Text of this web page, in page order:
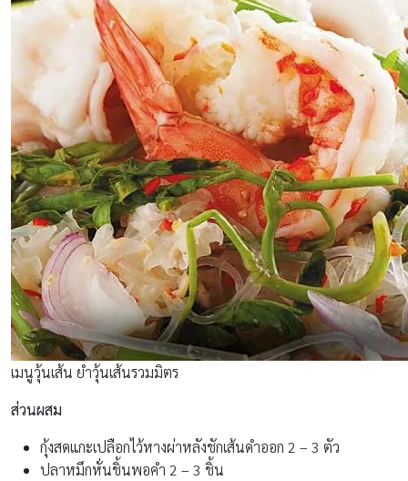
เมนูวุ้นเส้น ยำวุ้นเส้นรวมมิตร
ส่วนผสม
กุ้งสดแกะเปลือกไว้หางผ่าหลังชักเส้นดำออก 2 – 3 ตัว
ปลาหมึกหั่นชิ้นพอคำ 2 – 3 ชิ้น